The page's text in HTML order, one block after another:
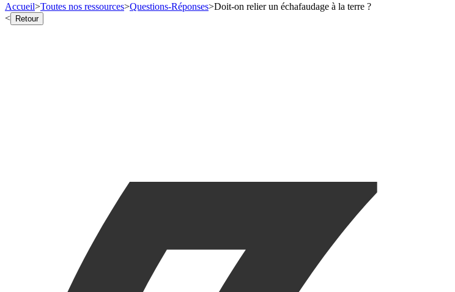
Accueil>Toutes nos ressources>Questions-Réponses>Doit-on relier un échafaudage à la terre ?
< Retour